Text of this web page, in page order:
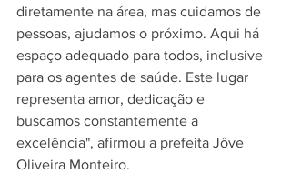
diretamente na área, mas cuidamos de
pessoas, ajudamos o próximo. Aqui há
espaço adequado para todos, inclusive
para os agentes de saúde. Este lugar
representa amor, dedicação e
buscamos constantemente a
excelência", afirmou a prefeita Jôve
Oliveira Monteiro.